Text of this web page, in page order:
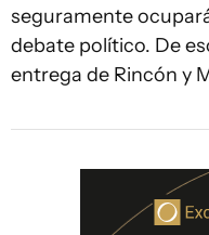
seguramente
debate político. De
entrega de Rincón y